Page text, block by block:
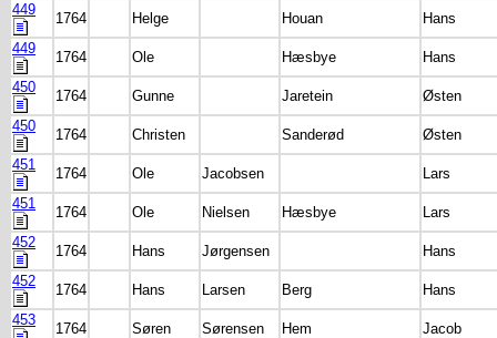
449
1764 Helge Houan
Hans
449
1764 Ole Hæsbye
Hans
450
1764 Gunne Jaretein
Østen
450
1764 Christen Sanderød
Østen
451
1764 Ole Jacobsen
Lars
451
1764 Ole Nielsen Hæsbye
Lars
452
1764 Hans Jørgensen
Hans
452
1764 Hans Larsen Berg
Hans
453
1764 Søren Sørensen Hem
Jacob